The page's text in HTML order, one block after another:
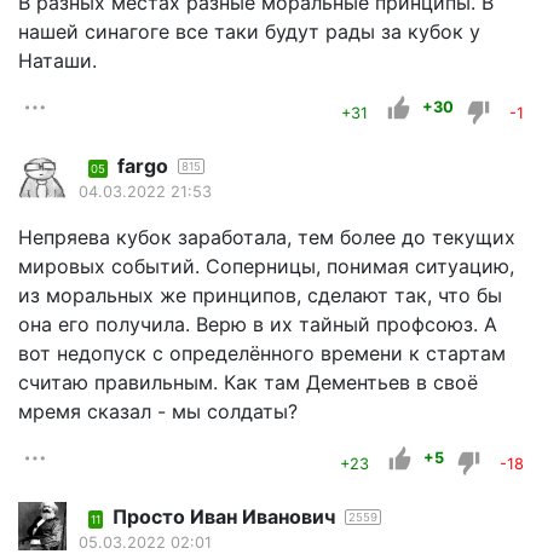
нашей синагоге все таки будут рады за кубок у
Наташи.
+31 +30 -1
05 fargo 815
04.03.2022 21:53
Непряева кубок заработала, тем более до текущих
мировых событий. Соперницы, понимая ситуацию,
из моральных же принципов, сделают так, что бы
она его получила. Верю в их тайный профсоюз. А
вот недопуск с определённого времени к стартам
считаю правильным. Как там Дементьев в своё
мремя сказал - мы солдаты?
+23 +5 -18
11 Просто Иван Иванович 2559
05.03.2022 02:01